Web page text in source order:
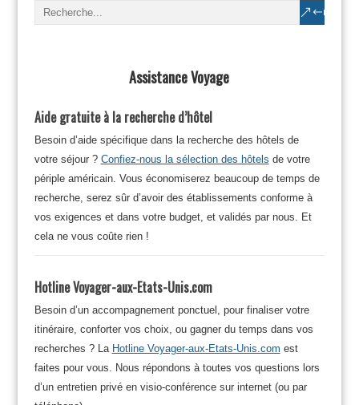
Assistance Voyage
Aide gratuite à la recherche d’hôtel
Besoin d’aide spécifique dans la recherche des hôtels de
votre séjour ? Confiez-nous la sélection des hôtels de votre
périple américain. Vous économiserez beaucoup de temps de
recherche, serez sûr d’avoir des établissements conforme à
vos exigences et dans votre budget, et validés par nous. Et
cela ne vous coûte rien !
Hotline Voyager-aux-Etats-Unis.com
Besoin d’un accompagnement ponctuel, pour finaliser votre
itinéraire, conforter vos choix, ou gagner du temps dans vos
recherches ? La Hotline Voyager-aux-Etats-Unis.com est
faites pour vous. Nous répondons à toutes vos questions lors
d’un entretien privé en visio-conférence sur internet (ou par